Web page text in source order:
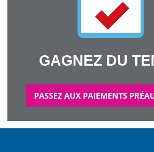
GAGNEZ DU
PASSEZ AUX PAIEMENTS